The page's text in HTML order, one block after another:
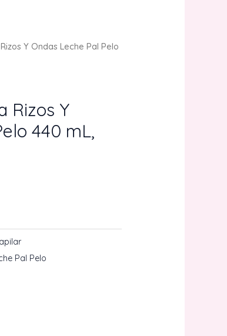
Y Ondas Leche Pal Pelo
Rizos Y
440 mL,
Pal Pelo